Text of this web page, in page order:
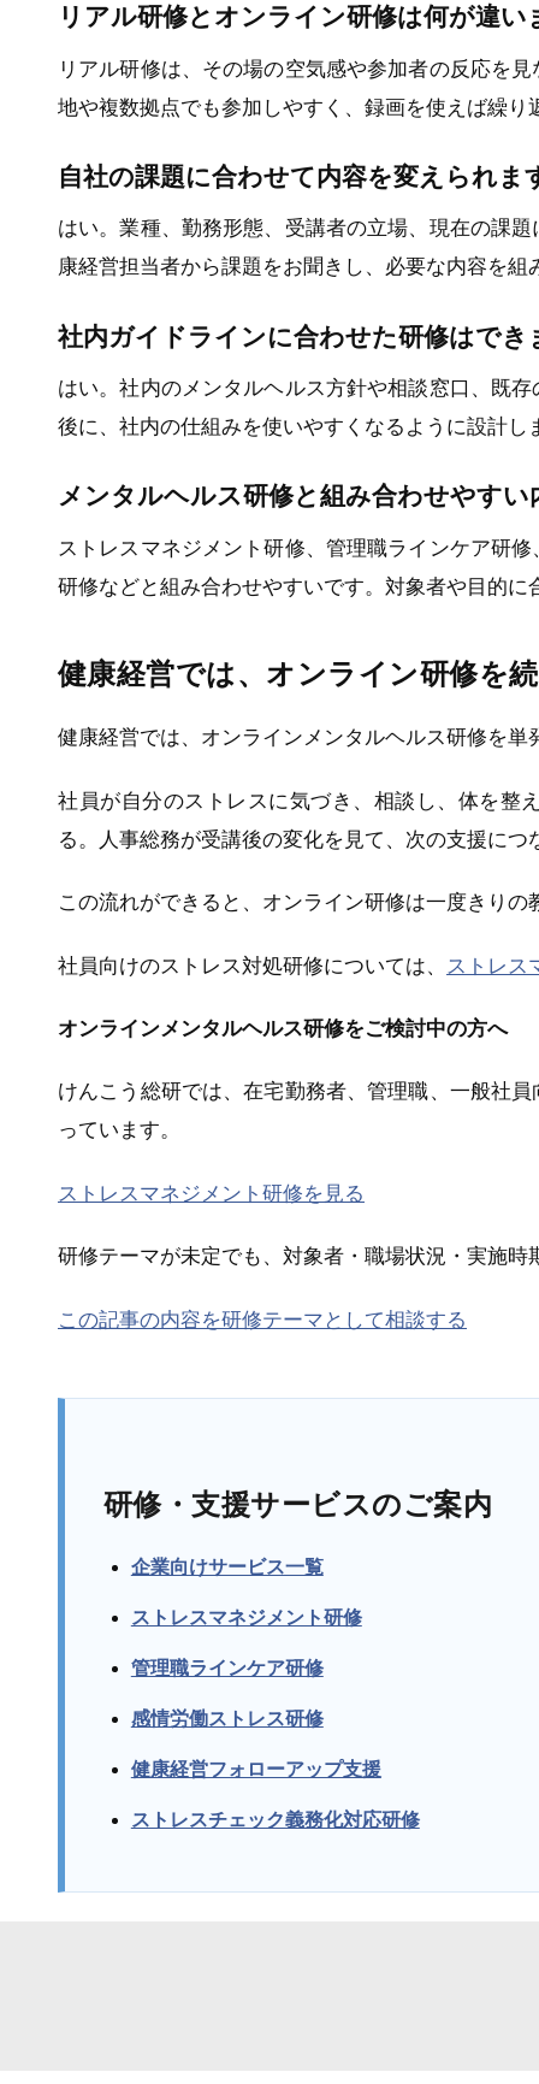
リアル研修とオンライン研修は何が違い
リアル研修は、その場の空気感や参加者の反応を
地や複数拠点でも参加しやすく、録画を使えば繰り
自社の課題に合わせて内容を変えられま
はい。業種、勤務形態、受講者の立場、現在の課
康経営担当者から課題をお聞きし、必要な内容を組
社内ガイドラインに合わせた研修はでき
はい。社内のメンタルヘルス方針や相談窓口、既
後に、社内の仕組みを使いやすくなるように設計し
メンタルヘルス研修と組み合わせやす
ストレスマネジメント研修、管理職ラインケア研
研修などと組み合わせやすいです。対象者や目的
健康経営では、オンライン研修を
健康経営では、オンラインメンタルヘルス研修を
社員が自分のストレスに気づき、相談し、体を整
る。人事総務が受講後の変化を見て、次の支援につ
この流れができると、オンライン研修は一度きり
社員向けのストレス対処研修については、 ストレス
オンラインメンタルヘルス研修をご検討中の方へ
けんこう総研では、在宅勤務者、管理職、一般社
っています。
ストレスマネジメント研修を見る
研修テーマが未定でも、対象者・職場状況・実施時
この記事の内容を研修テーマとして相談する
研修・支援サービスのご案内
企業向けサービス一覧
ストレスマネジメント研修
管理職ラインケア研修
感情労働ストレス研修
健康経営フォローアップ支援
ストレスチェック義務化対応研修